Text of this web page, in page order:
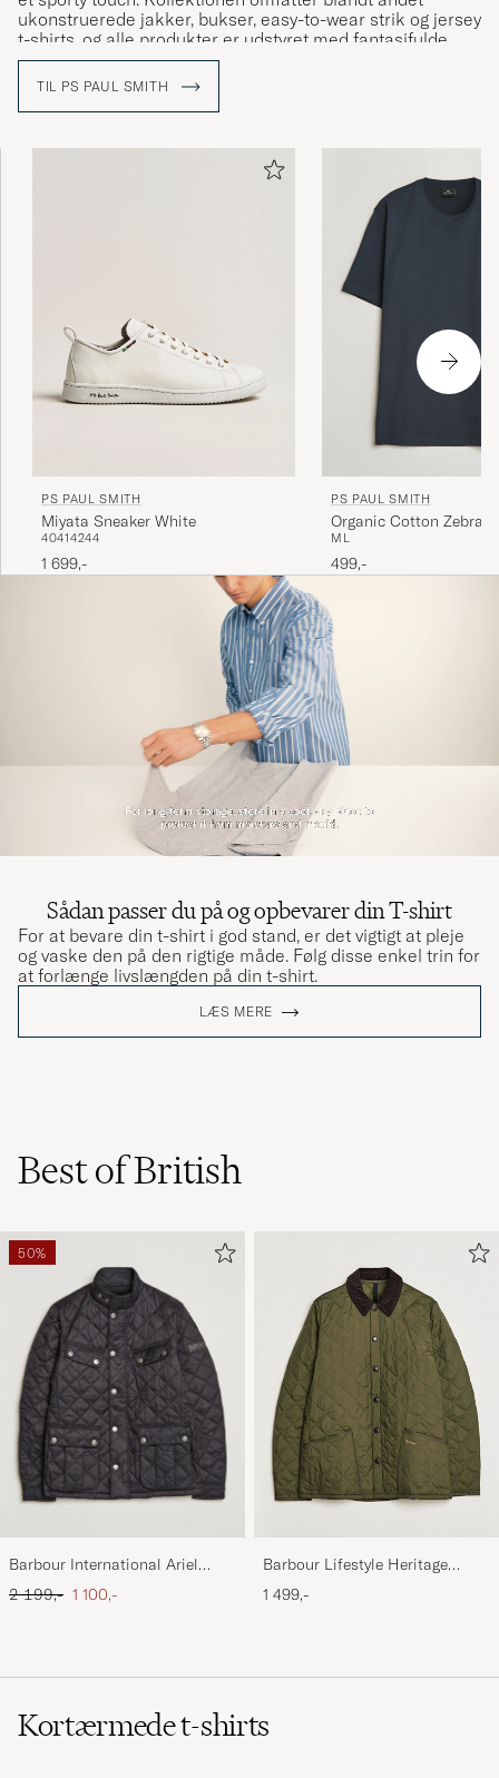
ukonstruerede jakker, bukser, easy-to-wear strik og jersey
t-shirts, og alle produkter er udstyret med fantasifulde
detaljer og de karakteristiske Paul Smith striber samt
logo.
TIL PS PAUL SMITH
PS PAUL SMITH
Miyata Sneaker White
40414244
1 699,-
PS PAUL SMITH
Organic Cotton Zebra
M L
499,-
Sådan passer du på og opbevarer din T-shirt
For at bevare din t-shirt i god stand, er det vigtigt at pleje
og vaske den på den rigtige måde. Følg disse enkel trin for
at forlænge livslængden på din t-shirt.
LÆS MERE
Best of British
50%
Barbour International Ariel
Quilted Jacket Black
Ordinary pris
2 199,- Nedsat pris
1 100,-
Barbour Lifestyle Heritage
Liddesdale Jacket Olive
1 499,-
Kortærmede t-shirts